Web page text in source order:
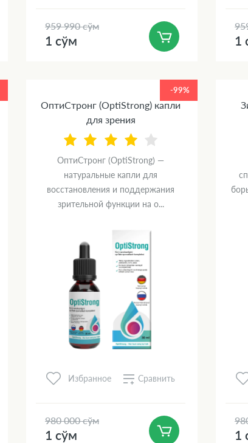
959 990 сўм
1 сўм 1
-99%
ОптиСтронг (OptiStrong) капли
для зрения
ОптиСтронг (OptiStrong) —
натуральные капли для
восстановления и поддержания
зрительной функции на о...
Избранное Сравнить
980 000 сўм
1 сўм 1